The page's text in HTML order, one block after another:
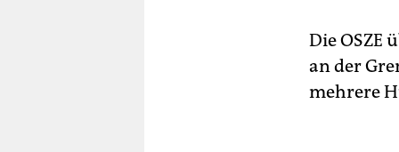
Die OSZE
an der
mehrere